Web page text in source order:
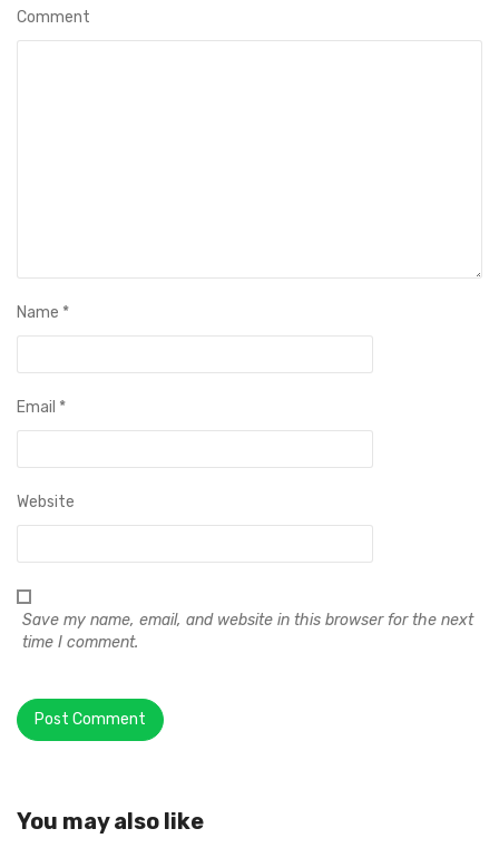
Comment
Name *
Email *
Website
Save my name, email, and website in this browser for the next
time I comment.
You may also like